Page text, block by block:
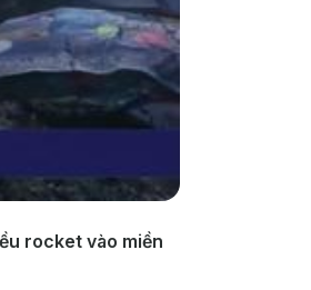
rocket vào miền